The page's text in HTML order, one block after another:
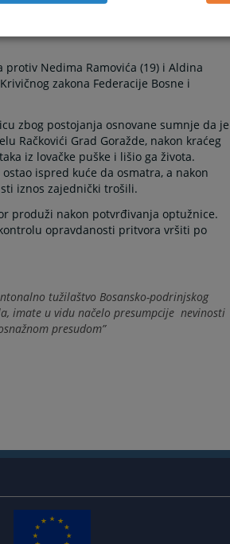
Nedima Ramovića (19) i Aldina
zakona Federacije Bosne i
zbog postojanja osnovane sumnje da je
Račkovići Grad Goražde, nakon kraćeg
iz lovačke puške i lišio ga života.
ispred kuće da osmatra, a nakon
iznos zajednički trošili.
produži nakon potvrđivanja optužnice.
opravdanosti pritvora vršiti po
tužilaštvo Bosansko-podrinjskog
imate u vidu načelo presumpcije nevinosti
presudom”